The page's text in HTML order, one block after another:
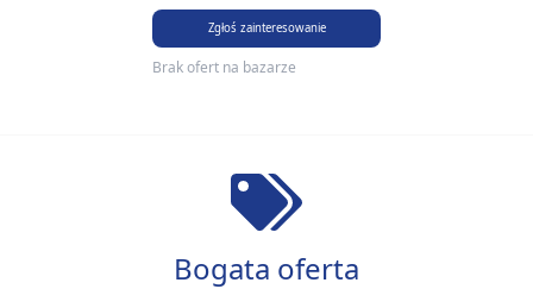
Zgłoś zainteresowanie
Brak ofert na bazarze
Bogata oferta